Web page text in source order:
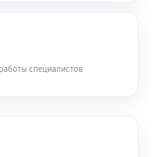
специалистов